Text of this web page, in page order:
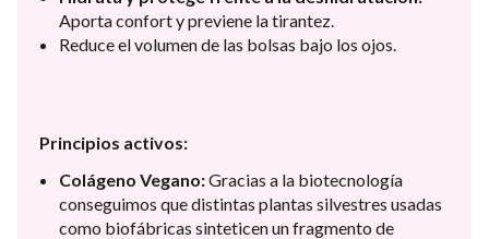
Aporta confort y previene la tirantez.
Reduce el volumen de las bolsas bajo los ojos.
Principios activos:
Colágeno Vegano:Gracias a la biotecnología
conseguimos que distintas plantas silvestres usadas
como biofábricas sinteticen un fragmento de